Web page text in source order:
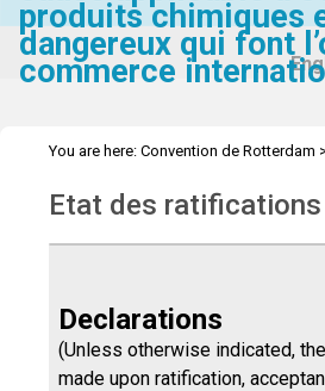
produits chimiques
dangereux qui font
commerce
You are here: Convention de Rotterdam
Etat des ratifications
Declarations
(Unless otherwise indicated,
made upon ratification,